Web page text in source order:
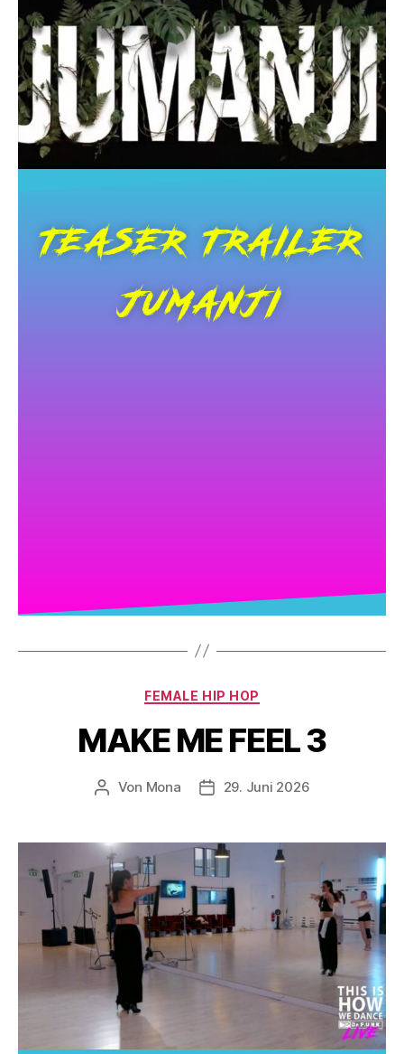
TEASER TRAILER
JUMANJI
FEMALE HIP HOP
MAKE ME FEEL 3
Von Mona 29. Juni 2026